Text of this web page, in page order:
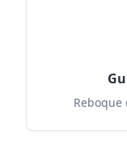
Reboque